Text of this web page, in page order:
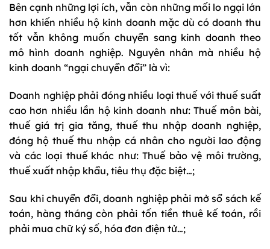
Bên cạnh những lợi ích, vẫn còn những mối lo ngại lớn
hơn khiến nhiều hộ kinh doanh mặc dù có doanh thu
tốt vẫn không muốn chuyển sang kinh doanh theo
mô hình doanh nghiệp. Nguyên nhân mà nhiều hộ
kinh doanh “ngại chuyển đổi” là vì:
Doanh nghiệp phải đóng nhiều loại thuế với thuế suất
cao hơn nhiều lần hộ kinh doanh như: Thuế môn bài,
thuế giá trị gia tăng, thuế thu nhập doanh nghiệp,
đóng hộ thuế thu nhập cá nhân cho người lao động
và các loại thuế khác như: Thuế bảo vệ môi trường,
thuế xuất nhập khẩu, tiêu thụ đặc biệt…;
Sau khi chuyển đổi, doanh nghiệp phải mở sổ sách kế
toán, hàng tháng còn phải tốn tiền thuê kế toán, rồi
phải mua chữ ký số, hóa đơn điện tử…;